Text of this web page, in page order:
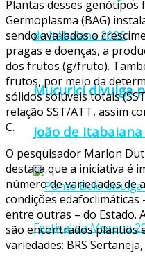
Mucurici divulga
João de
Plantas desses genótipos
Germoplasma (BAG)
sendo avaliados o
pragas e doenças, a
dos frutos (g/fruto).
frutos, por meio da
sólidos solúveis totais
relação SST/ATT, assim
C.
O pesquisador Marlon
destaca que a iniciativa é
número de variedades de
condições edafoclimáticas
entre outras – do Estado.
são encontrados plantios
variedades: BRS